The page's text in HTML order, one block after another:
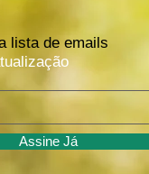
lista de emails
Assine Já